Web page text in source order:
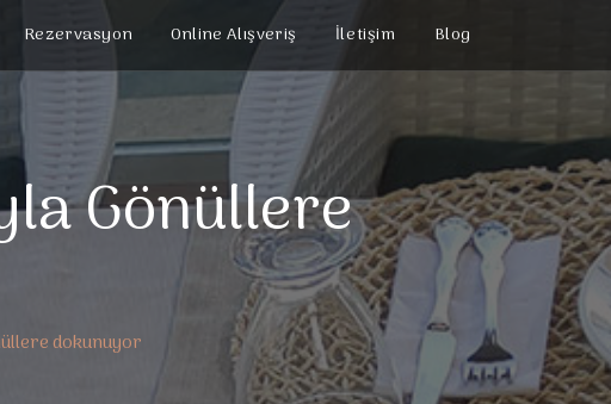
Rezervasyon Online Alışveriş İletişim Blog
Gönüllere
dokunuyor